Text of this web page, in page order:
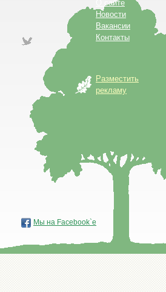
О сайте
Новости
Вакансии
Контакты
Разместить
рекламу
Мы на Facebook`е